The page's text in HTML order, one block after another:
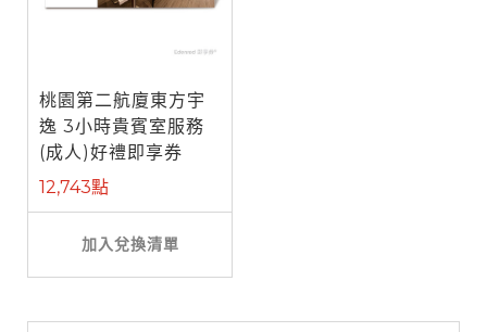
桃園第二航廈東方宇
逸 3小時貴賓室服務
(成人)好禮即享券
12,743點
加入兌換清單